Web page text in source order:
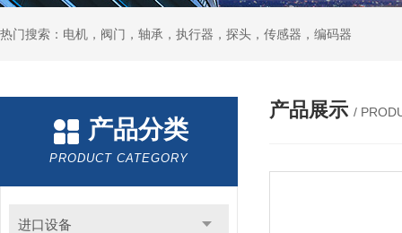
热门搜索：电机，阀门，轴承，执行器，探头，传感器，编码器
产品分类
PRODUCT CATEGORY
进口设备
产品展示 /